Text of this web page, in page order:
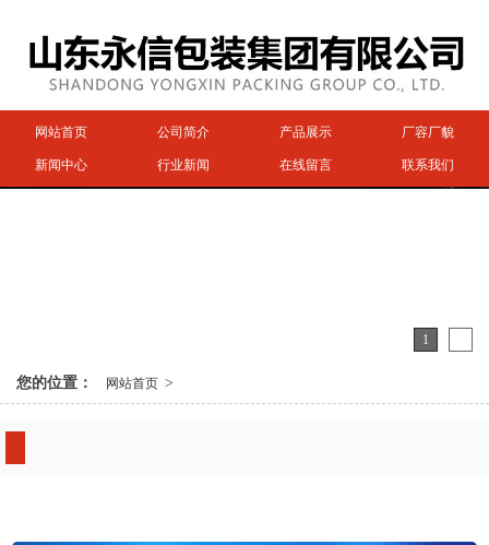
网站首页 公司简介 产品展示 厂容厂貌
新闻中心 行业新闻 在线留言 联系我们
1 2
您的位置： 网站首页